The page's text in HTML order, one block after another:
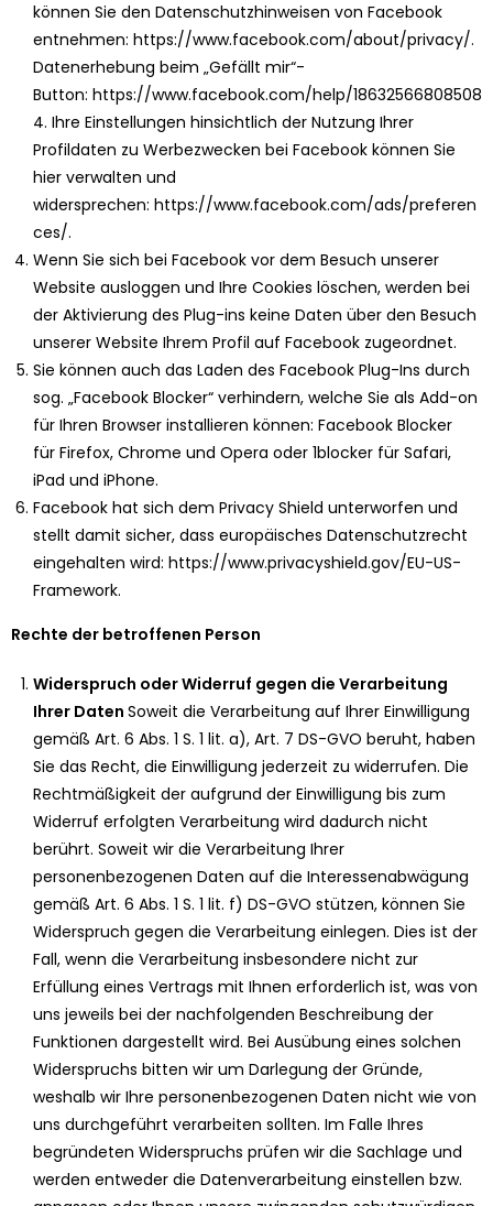
können Sie den Datenschutzhinweisen von Facebook
entnehmen: https://www.facebook.com/about/privacy/.
Datenerhebung beim „Gefällt mir“-
Button: https://www.facebook.com/help/18632566808508
4. Ihre Einstellungen hinsichtlich der Nutzung Ihrer
Profildaten zu Werbezwecken bei Facebook können Sie
hier verwalten und
widersprechen: https://www.facebook.com/ads/preferen
ces/.
Wenn Sie sich bei Facebook vor dem Besuch unserer
Website ausloggen und Ihre Cookies löschen, werden bei
der Aktivierung des Plug-ins keine Daten über den Besuch
unserer Website Ihrem Profil auf Facebook zugeordnet.
Sie können auch das Laden des Facebook Plug-Ins durch
sog. „Facebook Blocker“ verhindern, welche Sie als Add-on
für Ihren Browser installieren können: Facebook Blocker
für Firefox, Chrome und Opera oder 1blocker für Safari,
iPad und iPhone.
Facebook hat sich dem Privacy Shield unterworfen und
stellt damit sicher, dass europäisches Datenschutzrecht
eingehalten wird: https://www.privacyshield.gov/EU-US-
Framework.
Rechte der betroffenen Person
Widerspruch oder Widerruf gegen die Verarbeitung
Ihrer Daten Soweit die Verarbeitung auf Ihrer Einwilligung
gemäß Art. 6 Abs. 1 S. 1 lit. a), Art. 7 DS-GVO beruht, haben
Sie das Recht, die Einwilligung jederzeit zu widerrufen. Die
Rechtmäßigkeit der aufgrund der Einwilligung bis zum
Widerruf erfolgten Verarbeitung wird dadurch nicht
berührt. Soweit wir die Verarbeitung Ihrer
personenbezogenen Daten auf die Interessenabwägung
gemäß Art. 6 Abs. 1 S. 1 lit. f) DS-GVO stützen, können Sie
Widerspruch gegen die Verarbeitung einlegen. Dies ist der
Fall, wenn die Verarbeitung insbesondere nicht zur
Erfüllung eines Vertrags mit Ihnen erforderlich ist, was von
uns jeweils bei der nachfolgenden Beschreibung der
Funktionen dargestellt wird. Bei Ausübung eines solchen
Widerspruchs bitten wir um Darlegung der Gründe,
weshalb wir Ihre personenbezogenen Daten nicht wie von
uns durchgeführt verarbeiten sollten. Im Falle Ihres
begründeten Widerspruchs prüfen wir die Sachlage und
werden entweder die Datenverarbeitung einstellen bzw.